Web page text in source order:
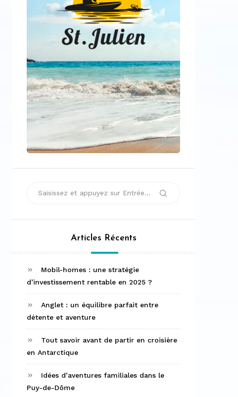
Rechercher
Articles Récents
Mobil-homes : une stratégie
d’investissement rentable en 2025 ?
Anglet : un équilibre parfait entre
détente et aventure
Tout savoir avant de partir en croisière
en Antarctique
Idées d’aventures familiales dans le
Puy-de-Dôme